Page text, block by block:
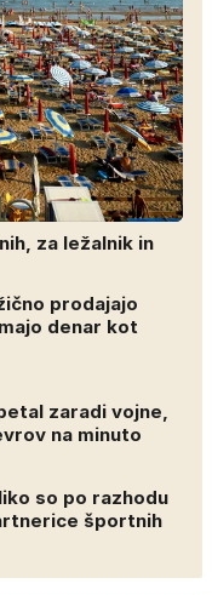
za ležalnik in
prodajajo
denar kot
zaradi vojne,
na minuto
so po razhodu
športnih